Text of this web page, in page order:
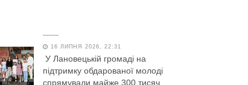
16 ЛИПНЯ 2026, 22:31
У Лановецькій громаді на
підтримку обдарованої молоді
спрямували майже 300 тисяч